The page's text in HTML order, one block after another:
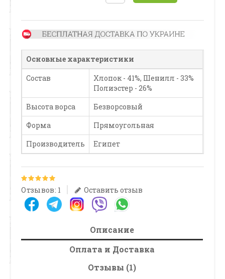
Основные характеристики
Состав
Хлопок - 41%, Шенилл - 33%
Полиэстер - 26%
Высота ворса
Безворсовый
Форма
Прямоугольная
Производитель
Египет
Отзывов: 1 Оставить отзыв
Описание
Оплата и Доставка
Отзывы (1)